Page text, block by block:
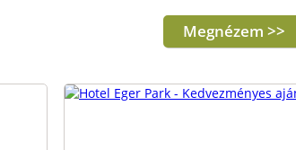
Megnézem >>